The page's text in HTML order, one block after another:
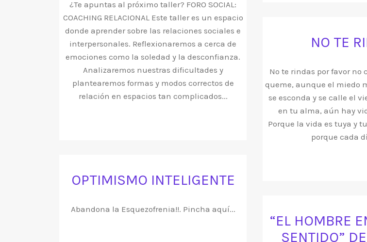
¿Te apuntas al próximo taller? FORO SOCIAL:
COACHING RELACIONAL Este taller es un espacio
donde aprender sobre las relaciones sociales e
interpersonales. Reflexionaremos a cerca de
emociones como la soledad y la desconfianza.
Analizaremos nuestras dificultades y
plantearemos formas y modos correctos de
relación en espacios tan complicados...
NO TE
No te rindas por favor no
queme, aunque el miedo
se esconda y se calle el
en tu alma, aún hay
Porque la vida es tuya y
porque cada
OPTIMISMO INTELIGENTE
Abandona la Esquezofrenia!!. Pincha aquí...
“EL HOMBRE
SENTIDO”